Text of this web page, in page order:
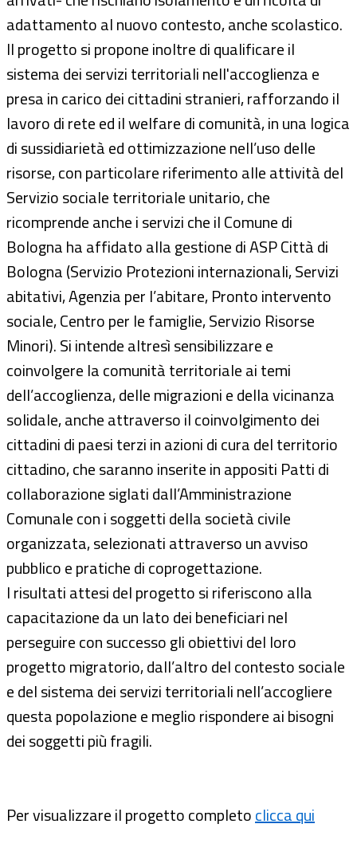
adattamento al nuovo contesto, anche scolastico.
Il progetto si propone inoltre di qualificare il
sistema dei servizi territoriali nell'accoglienza e
presa in carico dei cittadini stranieri, rafforzando il
lavoro di rete ed il welfare di comunità, in una logica
di sussidiarietà ed ottimizzazione nell’uso delle
risorse, con particolare riferimento alle attività del
Servizio sociale territoriale unitario, che
ricomprende anche i servizi che il Comune di
Bologna ha affidato alla gestione di ASP Città di
Bologna (Servizio Protezioni internazionali, Servizi
abitativi, Agenzia per l’abitare, Pronto intervento
sociale, Centro per le famiglie, Servizio Risorse
Minori). Si intende altresì sensibilizzare e
coinvolgere la comunità territoriale ai temi
dell’accoglienza, delle migrazioni e della vicinanza
solidale, anche attraverso il coinvolgimento dei
cittadini di paesi terzi in azioni di cura del territorio
cittadino, che saranno inserite in appositi Patti di
collaborazione siglati dall’Amministrazione
Comunale con i soggetti della società civile
organizzata, selezionati attraverso un avviso
pubblico e pratiche di coprogettazione.
I risultati attesi del progetto si riferiscono alla
capacitazione da un lato dei beneficiari nel
perseguire con successo gli obiettivi del loro
progetto migratorio, dall’altro del contesto sociale
e del sistema dei servizi territoriali nell’accogliere
questa popolazione e meglio rispondere ai bisogni
dei soggetti più fragili.
Per visualizzare il progetto completoclicca qui